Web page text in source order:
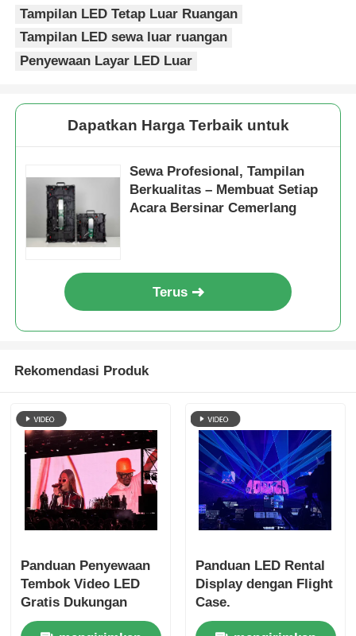
Tampilan LED Tetap Luar Ruangan
Tampilan LED sewa luar ruangan
Penyewaan Layar LED Luar
Dapatkan Harga Terbaik untuk
Sewa Profesional, Tampilan
Berkualitas – Membuat Setiap
Acara Bersinar Cemerlang
Terus
Rekomendasi Produk
Panduan Penyewaan
Tembok Video LED
Gratis Dukungan
Teknis & Pengiriman
Panduan LED Rental
Display dengan Flight
Case.